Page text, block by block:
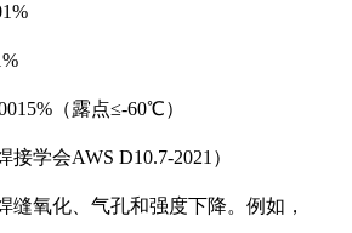
（露点≤-60℃）
接学会AWS D10.7-2021）
缝氧化、气孔和强度下降。例如，